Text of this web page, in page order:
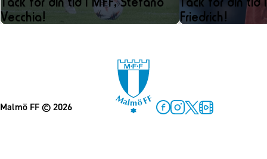
Vecchia!
Friedrich!
Malmö FF© 2026